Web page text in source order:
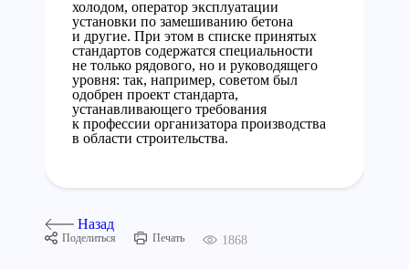
холодом, оператор эксплуатации
установки по замешиванию бетона
и другие. При этом в списке принятых
стандартов содержатся специальности
не только рядового, но и руководящего
уровня: так, например, советом был
одобрен проект стандарта,
устанавливающего требования
к профессии организатора производства
в области строительства.
Назад
Поделиться Печать 1868